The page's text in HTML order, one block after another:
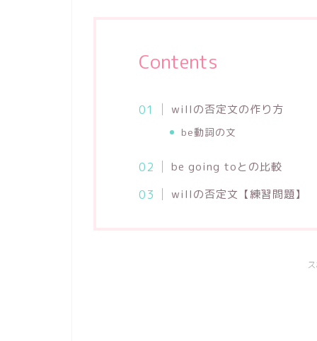
Contents
willの否定文の作り方
be動詞の文
be going toとの比較
willの否定文【練習問題】